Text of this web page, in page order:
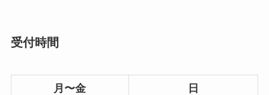
受付時間
月〜金 日